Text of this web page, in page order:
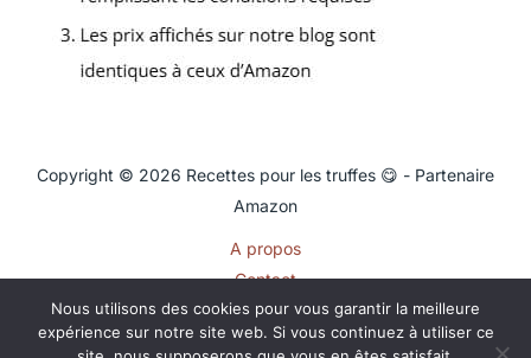
Copyright © 2026 Recettes pour les truffes 😋 - Partenaire
Amazon
A propos
Contact
Plan du site
Mentions légales
Nous utilisons des cookies pour vous garantir la meilleure
expérience sur notre site web. Si vous continuez à utiliser ce